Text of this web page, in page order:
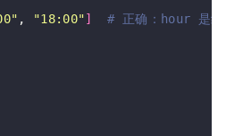
, "18:00"]
# 正确：hour 是纯